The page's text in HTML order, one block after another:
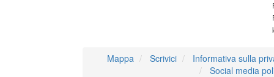
Mappa Scrivici
Informativa sulla
Social media